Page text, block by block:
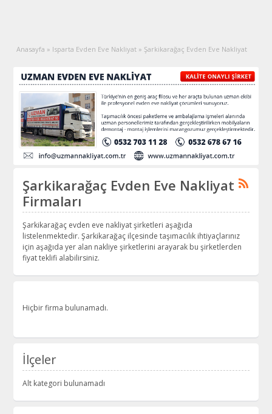
Anasayfa » Isparta Evden Eve Nakliyat » Şarkikarağaç Evden Eve Nakliyat
Şarkikarağaç Evden Eve Nakliyat
Firmaları
Şarkikarağaç evden eve nakliyat şirketleri aşağıda
listelenmektedir. Şarkikarağaç ilçesinde taşımacılık ihtiyaçlarınız
için aşağıda yer alan nakliye şirketlerini arayarak bu şirketlerden
fiyat teklifi alabilirsiniz.
Hiçbir firma bulunamadı.
İlçeler
Alt kategori bulunamadı